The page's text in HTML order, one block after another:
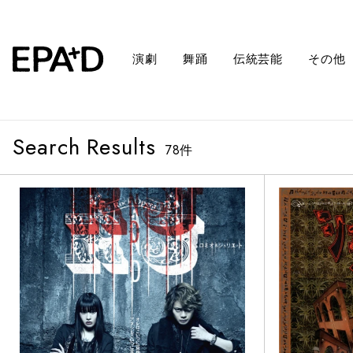
演劇 舞踊 伝統芸能 その他
Search Results 78件